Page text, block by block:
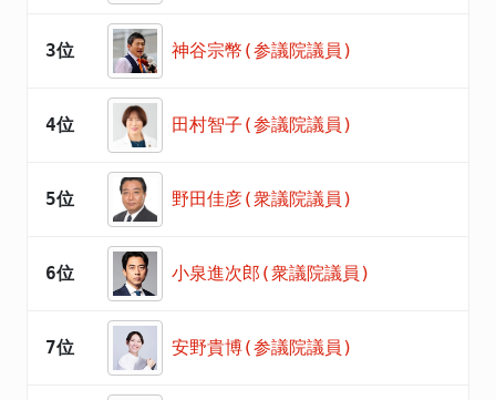
3位 神谷宗幣(参議院議員)
4位 田村智子(参議院議員)
5位 野田佳彦(衆議院議員)
6位 小泉進次郎(衆議院議員)
7位 安野貴博(参議院議員)